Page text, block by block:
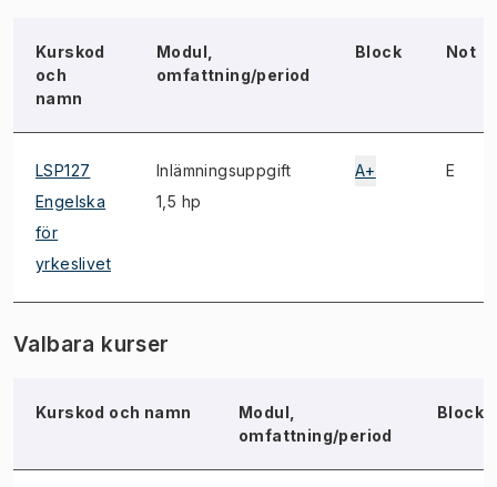
Kurskod
och
namn
Modul,
omfattning/period
Block Not
LSP127
Engelska
för
yrkeslivet
Inlämningsuppgift
1,5 hp
A+ E
Valbara kurser
Kurskod och namn
Modul,
omfattning/period
Block